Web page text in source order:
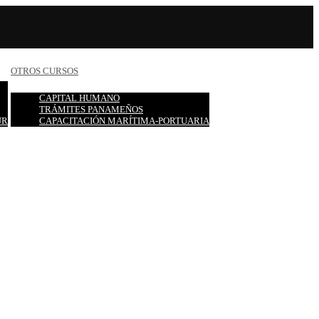
OTROS CURSOS
CAPITAL HUMANO
TRÁMITES PANAMEÑOS
CAPACITACIÓN MARÍTIMA-PORTUARIA